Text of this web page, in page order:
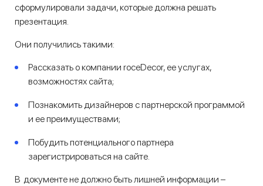
сформулировали задачи, которые должна решать
презентация.
Они получились такими:
Рассказать о компании roceDecor, ее услугах,
возможностях сайта;
Познакомить дизайнеров с партнерской программой
и ее преимуществами;
Побудить потенциального партнера
зарегистрироваться на сайте.
В документе не должно быть лишней информации –